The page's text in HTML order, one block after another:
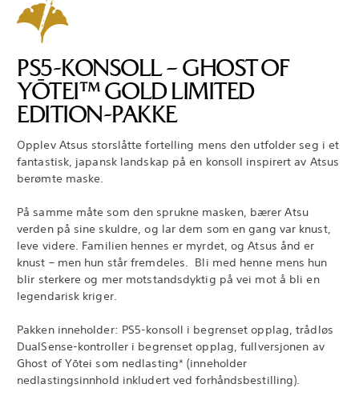
PS5-KONSOLL – GHOST OF
YŌTEI™ GOLD LIMITED
EDITION-PAKKE
Opplev Atsus storslåtte fortelling mens den utfolder seg i et
fantastisk, japansk landskap på en konsoll inspirert av Atsus
berømte maske.
På samme måte som den sprukne masken, bærer Atsu
verden på sine skuldre, og lar dem som en gang var knust,
leve videre. Familien hennes er myrdet, og Atsus ånd er
knust – men hun står fremdeles. Bli med henne mens hun
blir sterkere og mer motstandsdyktig på vei mot å bli en
legendarisk kriger.
Pakken inneholder: PS5-konsoll i begrenset opplag, trådløs
DualSense-kontroller i begrenset opplag, fullversjonen av
Ghost of Yōtei som nedlasting* (inneholder
nedlastingsinnhold inkludert ved forhåndsbestilling).